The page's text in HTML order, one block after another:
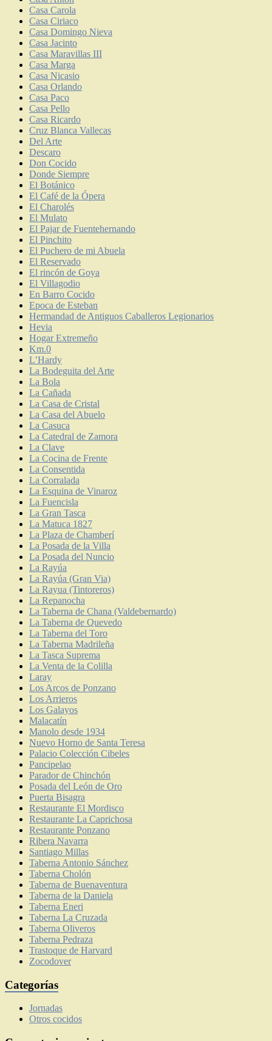
Casa Carola
Casa Ciriaco
Casa Domingo Nieva
Casa Jacinto
Casa Maravillas III
Casa Marga
Casa Nicasio
Casa Orlando
Casa Paco
Casa Pello
Casa Ricardo
Cruz Blanca Vallecas
Del Arte
Descaro
Don Cocido
Donde Siempre
El Botánico
El Café de la Ópera
El Charolés
El Mulato
El Pajar de Fuentehernando
El Pinchito
El Puchero de mi Abuela
El Reservado
El rincón de Goya
El Villagodio
En Barro Cocido
Epoca de Esteban
Hermandad de Antiguos Caballeros Legionarios
Hevia
Hogar Extremeño
Km.0
L’Hardy
La Bodeguita del Arte
La Bola
La Cañada
La Casa de Cristal
La Casa del Abuelo
La Casuca
La Catedral de Zamora
La Clave
La Cocina de Frente
La Consentida
La Corralada
La Esquina de Vinaroz
La Fuencisla
La Gran Tasca
La Matuca 1827
La Plaza de Chamberí
La Posada de la Villa
La Posada del Nuncio
La Rayúa
La Rayúa (Gran Via)
La Rayua (Tintoreros)
La Repanocha
La Taberna de Chana (Valdebernardo)
La Taberna de Quevedo
La Taberna del Toro
La Taberna Madrileña
La Tasca Suprema
La Venta de la Colilla
Laray
Los Arcos de Ponzano
Los Arrieros
Los Galayos
Malacatín
Manolo desde 1934
Nuevo Horno de Santa Teresa
Palacio Colección Cibeles
Pancipelao
Parador de Chinchón
Posada del León de Oro
Puerta Bisagra
Restaurante El Mordisco
Restaurante La Caprichosa
Restaurante Ponzano
Ribera Navarra
Santiago Millas
Taberna Antonio Sánchez
Taberna Cholón
Taberna de Buenaventura
Taberna de la Daniela
Taberna Eneri
Taberna La Cruzada
Taberna Oliveros
Taberna Pedraza
Trastoque de Harvard
Zocodover
Categorías
Jornadas
Otros cocidos